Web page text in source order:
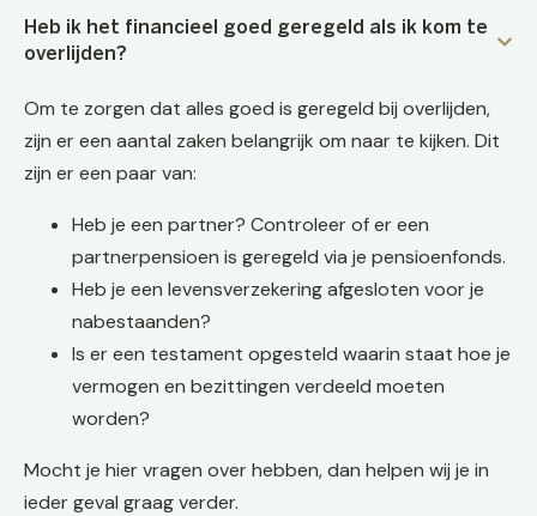
Heb ik het financieel goed geregeld als ik kom te
overlijden?
Om te zorgen dat alles goed is geregeld bij overlijden,
zijn er een aantal zaken belangrijk om naar te kijken. Dit
zijn er een paar van:
Heb je een partner? Controleer of er een
partnerpensioen is geregeld via je pensioenfonds.
Heb je een levensverzekering afgesloten voor je
nabestaanden?
Is er een testament opgesteld waarin staat hoe je
vermogen en bezittingen verdeeld moeten
worden?
Mocht je hier vragen over hebben, dan helpen wij je in
ieder geval graag verder.